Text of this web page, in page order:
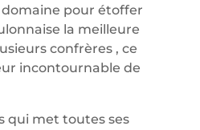
domaine pour étoffer
la meilleure
confrères , ce
incontournable de
qui met toutes ses